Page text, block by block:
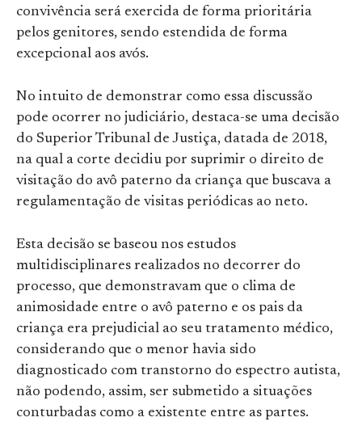
convivência será exercida de forma prioritária
pelos genitores, sendo estendida de forma
excepcional aos avós.
No intuito de demonstrar como essa discussão
pode ocorrer no judiciário, destaca-se uma decisão
do Superior Tribunal de Justiça, datada de 2018,
na qual a corte decidiu por suprimir o direito de
visitação do avô paterno da criança que buscava a
regulamentação de visitas periódicas ao neto.
Esta decisão se baseou nos estudos
multidisciplinares realizados no decorrer do
processo, que demonstravam que o clima de
animosidade entre o avô paterno e os pais da
criança era prejudicial ao seu tratamento médico,
considerando que o menor havia sido
diagnosticado com transtorno do espectro autista,
não podendo, assim, ser submetido a situações
conturbadas como a existente entre as partes.